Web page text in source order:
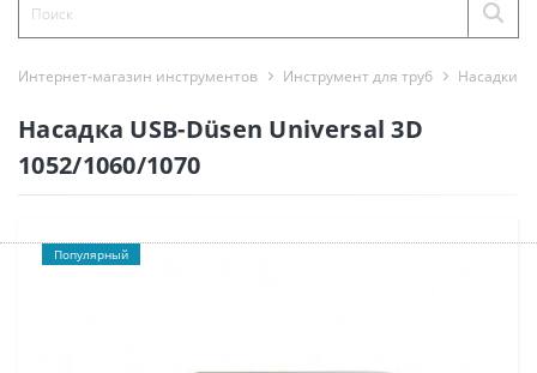
Интернет-магазин инструментов Инструмент для труб Насадки
Насадка USB-Düsen Universal 3D
1052/1060/1070
Популярный